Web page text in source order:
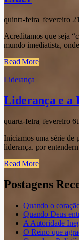
quinta-feira, fevereiro
Acreditamos que seja
mundo imediatista,
Read More
Liderança
Liderança e a
quarta-feira, fevereiro
Iniciamos uma série de
liderança, por
Read More
Postagens
Quando o
Quando Deus
A Autoridade
O Reino que